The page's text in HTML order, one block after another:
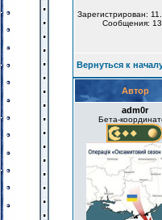
Зарегистрирован:
Сообщения:
Вернуться к
Автор
adm0r
Бета-